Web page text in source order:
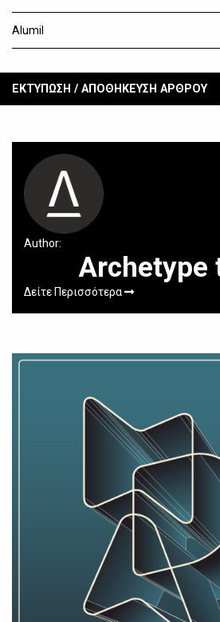
Alumil
ΕΚΤΥΠΩΣΗ / ΑΠΟΘΗΚΕΥΣΗ ΑΡΘΡΟΥ
Author:
Archetype
Δείτε Περισσότερα